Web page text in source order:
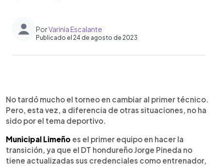
PorVarinia Escalante
Publicado el 24 de agosto de 2023
► Escuchar artículo
No tardó mucho el torneo en cambiar al primer técnico.
Pero, esta vez, a diferencia de otras situaciones, no ha
sido por el tema deportivo.
Municipal Limeño es el primer equipo en hacer la
transición, ya que el DT hondureño Jorge Pineda no
tiene actualizadas sus credenciales como entrenador,